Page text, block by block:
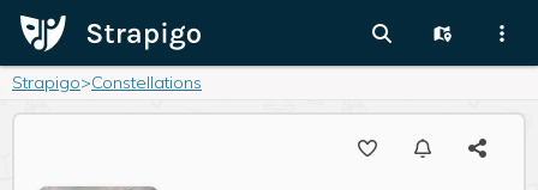
Strapigo>Constellations